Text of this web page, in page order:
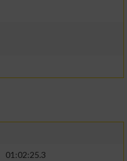
01:02:25.3